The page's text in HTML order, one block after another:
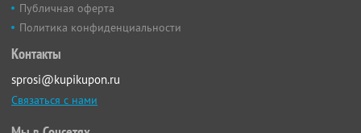
Публичная оферта
Политика конфиденциальности
Контакты
sprosi@kupikupon.ru
Связаться с нами